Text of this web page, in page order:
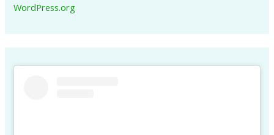
WordPress.org